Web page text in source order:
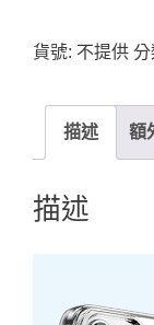
貨號: 不提供 分
描述 額
描述